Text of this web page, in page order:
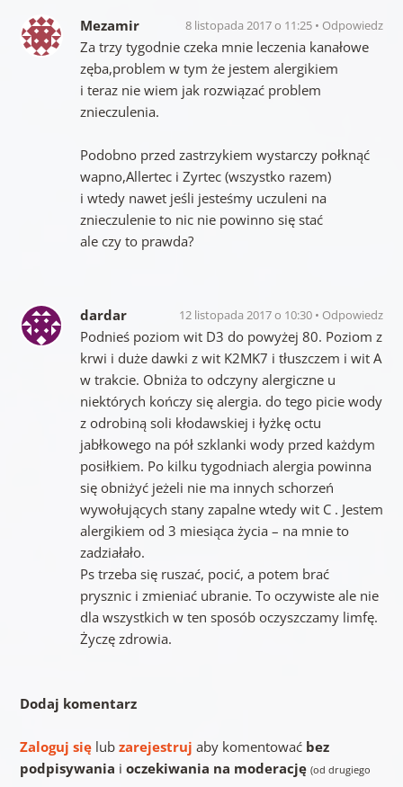
Mezamir 8 listopada 2017 o 11:25 Odpowiedz
Za trzy tygodnie czeka mnie leczenia kanałowe
zęba,problem w tym że jestem alergikiem
i teraz nie wiem jak rozwiązać problem
znieczulenia.
Podobno przed zastrzykiem wystarczy połknąć
wapno,Allertec i Zyrtec (wszystko razem)
i wtedy nawet jeśli jesteśmy uczuleni na
znieczulenie to nic nie powinno się stać
ale czy to prawda?
dardar 12 listopada 2017 o 10:30 Odpowiedz
Podnieś poziom wit D3 do powyżej 80. Poziom z
krwi i duże dawki z wit K2MK7 i tłuszczem i wit A
w trakcie. Obniża to odczyny alergiczne u
niektórych kończy się alergia. do tego picie wody
z odrobiną soli kłodawskiej i łyżkę octu
jabłkowego na pół szklanki wody przed każdym
posiłkiem. Po kilku tygodniach alergia powinna
się obniżyć jeżeli nie ma innych schorzeń
wywołujących stany zapalne wtedy wit C . Jestem
alergikiem od 3 miesiąca życia – na mnie to
zadziałało.
Ps trzeba się ruszać, pocić, a potem brać
prysznic i zmieniać ubranie. To oczywiste ale nie
dla wszystkich w ten sposób oczyszczamy limfę.
Życzę zdrowia.
Dodaj komentarz
Zaloguj sięlub zarejestruj aby komentować bez
podpisywania i oczekiwania na moderację (od drugiego